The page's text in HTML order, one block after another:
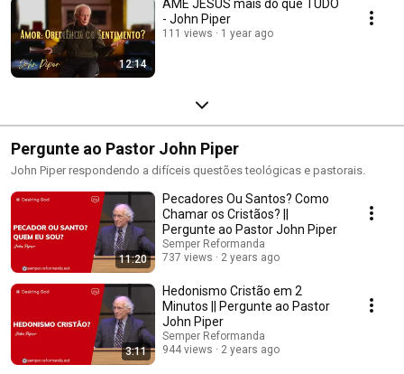
12:14
AME JESUS mais do que TUDO
- John Piper
111 views 1 year ago
Pergunte ao Pastor John Piper
John Piper respondendo a difíceis questões teológicas e pastorais.
11:20
Pecadores Ou Santos? Como
Chamar os Cristãos? ||
Pergunte ao Pastor John Piper
Semper Reformanda
737 views
2 years ago
3:11
Hedonismo Cristão em 2
Minutos || Pergunte ao Pastor
John Piper
Semper Reformanda
944 views
2 years ago